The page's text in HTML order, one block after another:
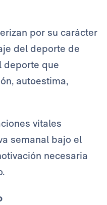
por su carácter
del deporte de
deporte que
autoestima,
vitales
semanal bajo el
necesaria